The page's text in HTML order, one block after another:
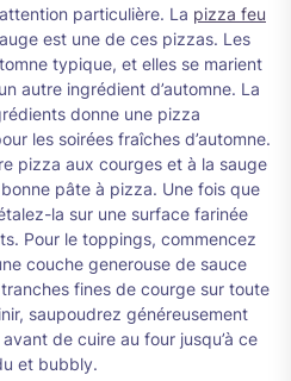
particulière. La pizza feu
est une de ces pizzas. Les
typique, et elles se marient
autre ingrédient d’automne. La
donne une pizza
les soirées fraîches d’automne.
pizza aux courges et à la sauge
pâte à pizza. Une fois que
la sur une surface farinée
Pour le toppings, commencez
couche generouse de sauce
fines de courge sur toute
saupoudrez généreusement
de cuire au four jusqu’à ce
et bubbly.